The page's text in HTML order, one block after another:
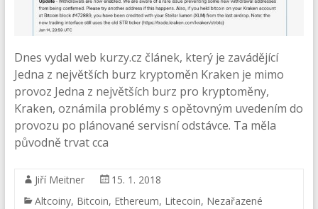
Dnes vydal web kurzy.cz článek, který je zavádějící
Jedna z největších burz kryptoměn Kraken je mimo
provoz Jedna z největších burz pro kryptoměny,
Kraken, oznámila problémy s opětovným uvedením do
provozu po plánované servisní odstávce. Ta měla
původně trvat cca
Jiří Meitner
15. 1. 2018
Altcoiny, Bitcoin, Ethereum, Litecoin, Nezařazené